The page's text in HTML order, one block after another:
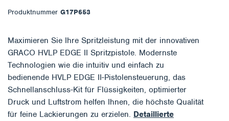
Produktnummer G17P653
Maximieren Sie Ihre Spritzleistung mit der innovativen
GRACO HVLP EDGE II Spritzpistole. Modernste
Technologien wie die intuitiv und einfach zu
bedienende HVLP EDGE II-Pistolensteuerung, das
Schnellanschluss-Kit für Flüssigkeiten, optimierter
Druck und Luftstrom helfen Ihnen, die höchste Qualität
für feine Lackierungen zu erzielen. Detaillierte